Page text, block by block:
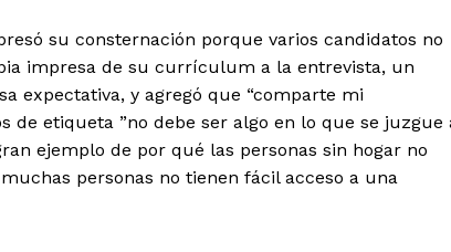
su consternación porque varios candidatos no
impresa de su currículum a la entrevista, un
expectativa, y agregó que “comparte mi
de etiqueta ”no debe ser algo en lo que se juzgue
ejemplo de por qué las personas sin hogar no
personas no tienen fácil acceso a una